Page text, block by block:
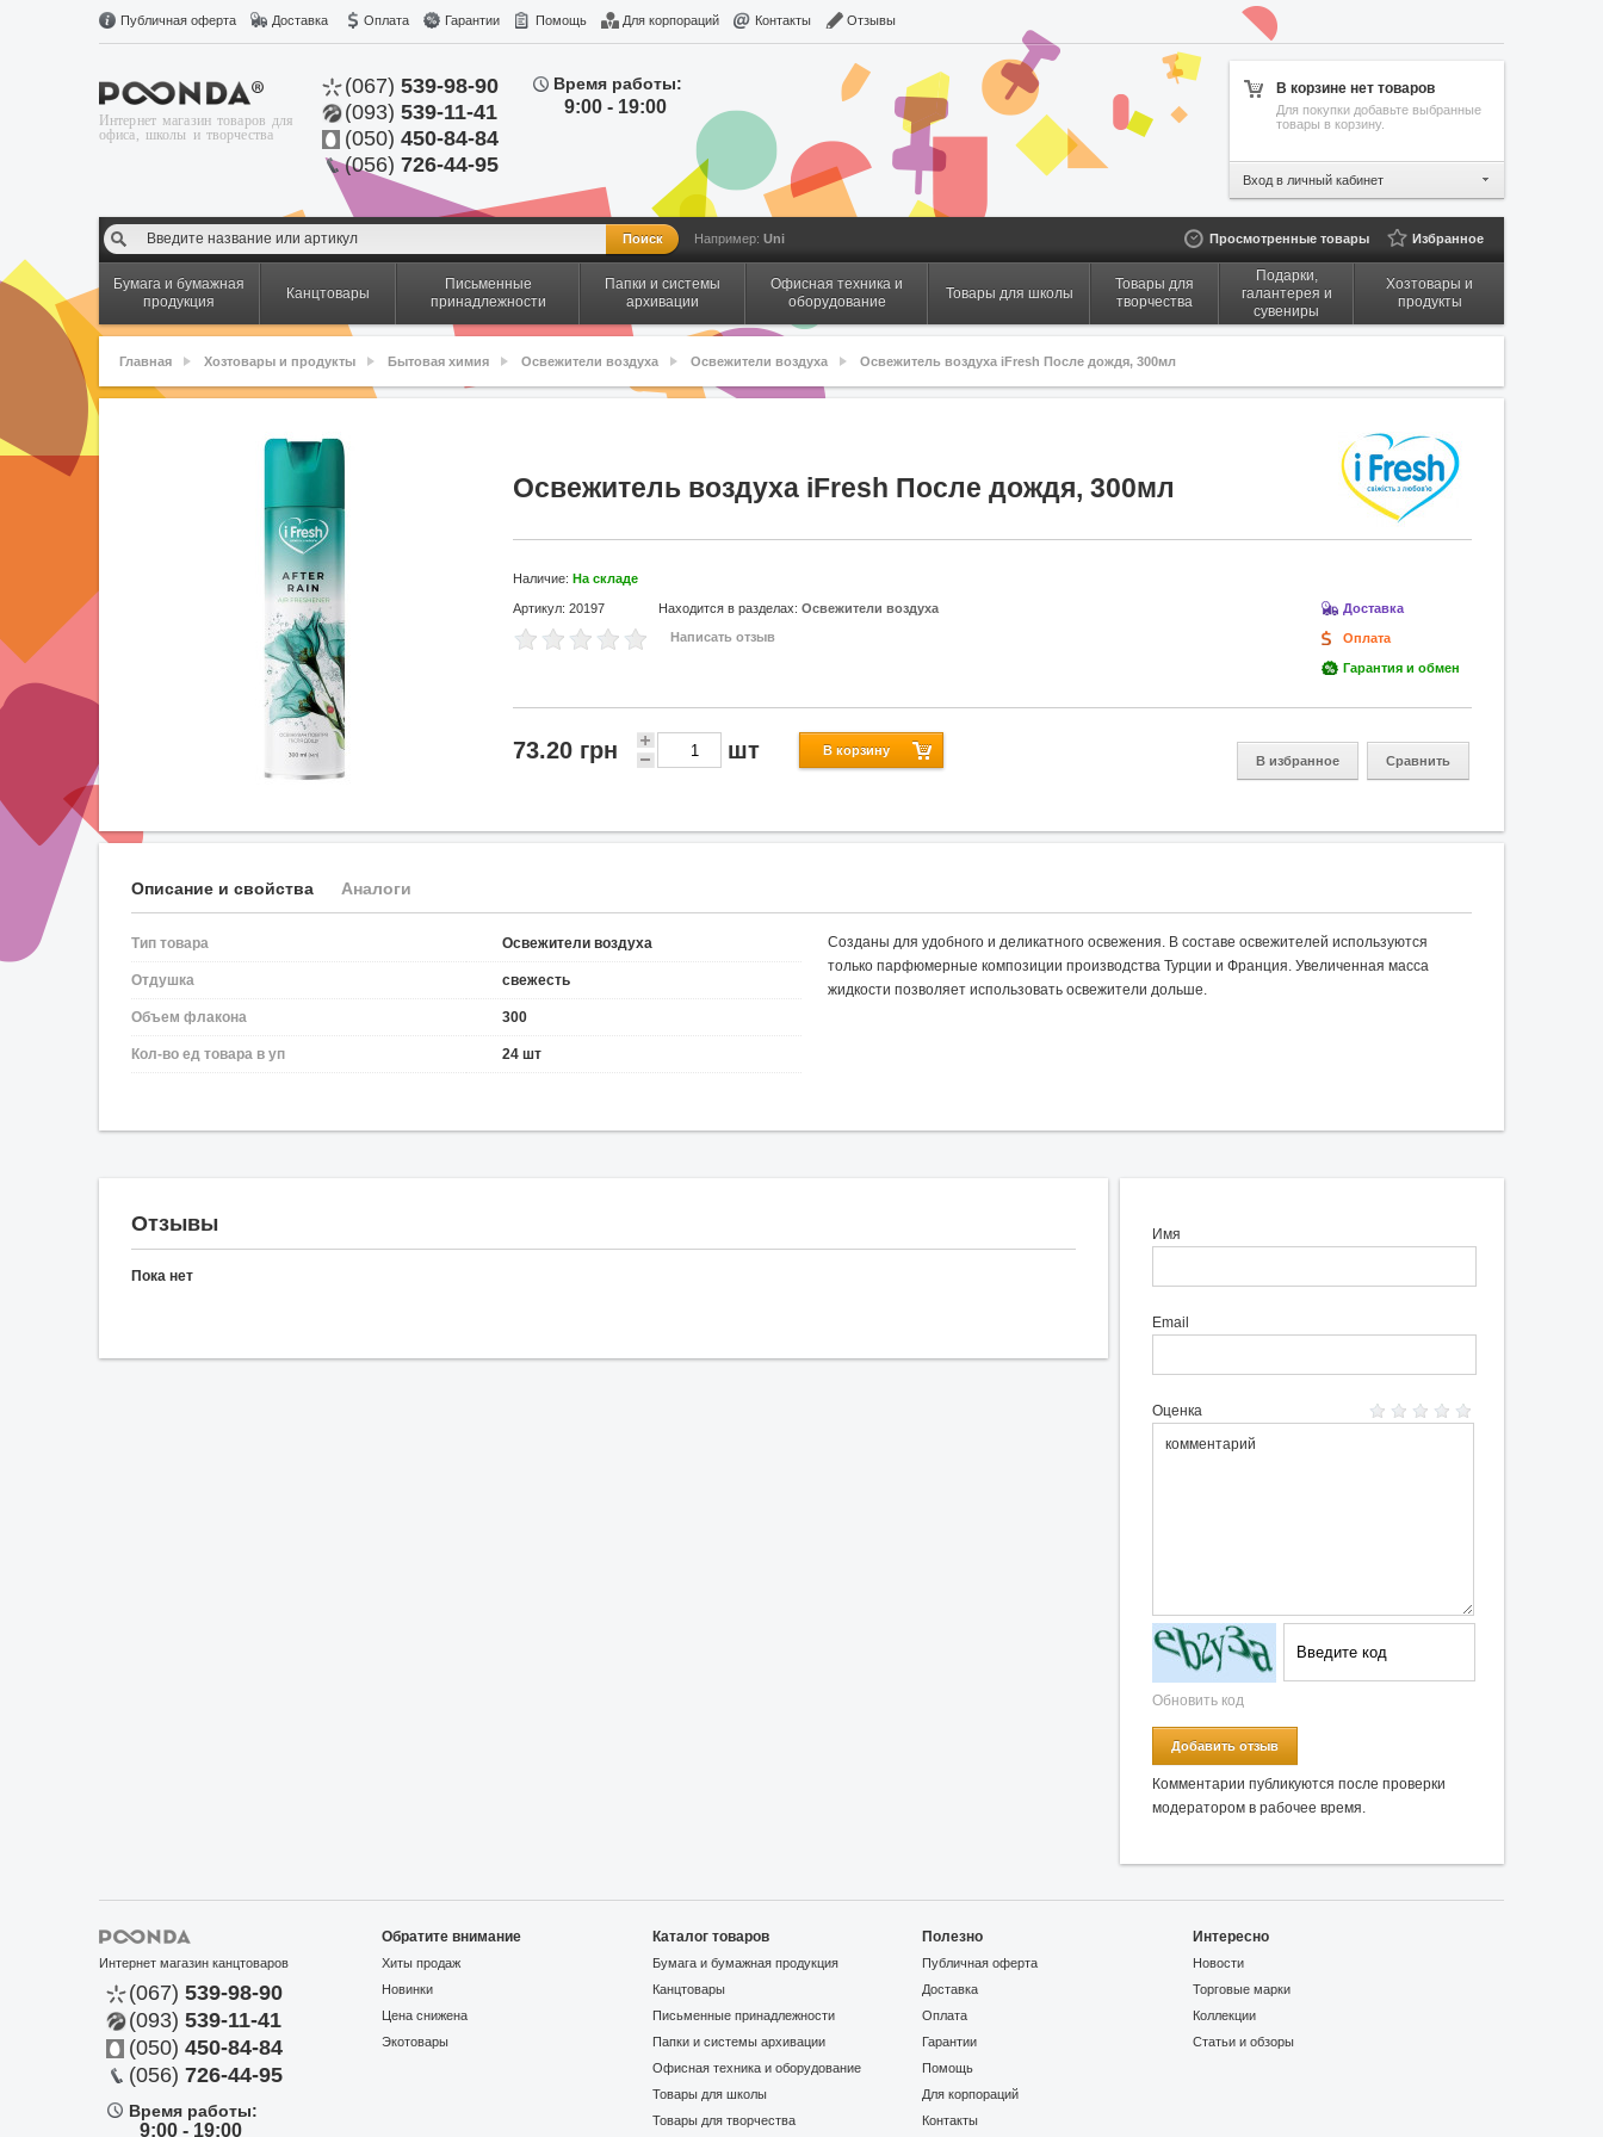
Публичная оферта Доставка Оплата Гарантии Помощь Для корпораций Контакты Отзывы
Интернет магазин товаров для
офиса, школы и творчества
(067) 539-98-90
(093) 539-11-41
(050) 450-84-84
(056) 726-44-95
Время работы:
9:00 - 19:00
В корзине нет товаров
Для покупки добавьте выбранные
товары в корзину.
Вход в личный кабинет
Например: Uni Просмотренные товары Избранное
Бумага и бумажная
продукция
Канцтовары
Письменные
принадлежности
Папки и системы
архивации
Офисная техника и
оборудование
Товары для школы
Товары для
творчества
Подарки,
галантерея и
сувениры
Хозтовары и
продукты
Главная Хозтовары и продукты Бытовая химия Освежители воздуха Освежители воздуха Освежитель воздуха iFresh После дождя, 300мл
Освежитель воздуха iFresh После дождя, 300мл
Наличие: На складе
Артикул: 20197 Доставка
Оплата
Гарантия и обмен
Находится в разделах: Освежители воздуха
Написать отзыв
В избранное Сравнить
73.20 грн шт B корзину
Описание и свойства Аналоги
Тип товара Освежители воздуха
Отдушка свежесть
Объем флакона 300
Кол-во ед товара в уп 24 шт
Созданы для удобного и деликатного освежения. В составе освежителей используются
только парфюмерные композиции производства Турции и Франция. Увеличенная масса
жидкости позволяет использовать освежители дольше.
Имя
Email
Оценка
Обновить код
Добавить отзыв
Комментарии публикуются после проверки
модератором в рабочее время.
Отзывы
Пока нет
Интернет магазин канцтоваров
(067) 539-98-90
(093) 539-11-41
(050) 450-84-84
(056) 726-44-95
Время работы:
9:00 - 19:00
Обратите внимание
Хиты продаж
Новинки
Цена снижена
Экотовары
Каталог товаров
Бумага и бумажная продукция
Канцтовары
Письменные принадлежности
Папки и системы архивации
Офисная техника и оборудование
Товары для школы
Товары для творчества
Полезно
Публичная оферта
Доставка
Оплата
Гарантии
Помощь
Для корпораций
Контакты
Интересно
Новости
Торговые марки
Коллекции
Статьи и обзоры